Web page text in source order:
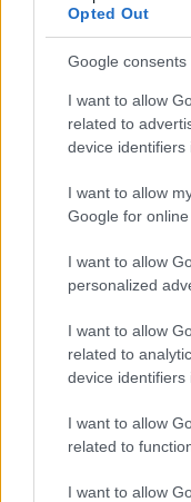
Opted Out
Google consents
I want to allow
related to
device identifiers
I want to allow
Google for
I want to allow
personalized
I want to allow
related to
device identifiers
I want to allow
related to
I want to allow
Öneri köşesi 21. hafta
sonunda doldurdu!
01/26/2023 YazarBatuhan
Galatasaray maçında
üzere 5 kurtarış yaparak